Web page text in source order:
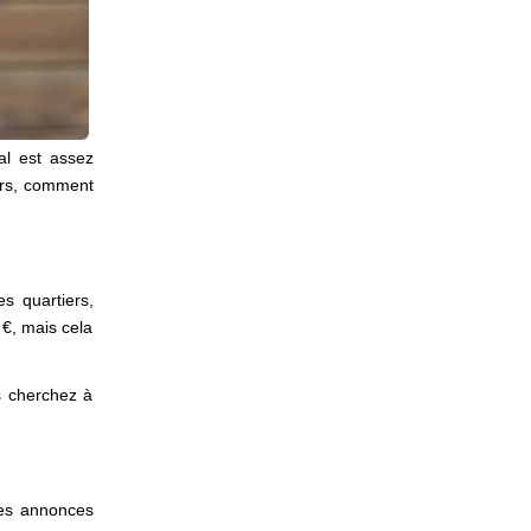
est assez
comment
quartiers,
mais cela
cherchez à
annonces